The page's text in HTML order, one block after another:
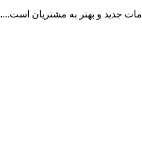
جديد و بهتر به مشتريان است....